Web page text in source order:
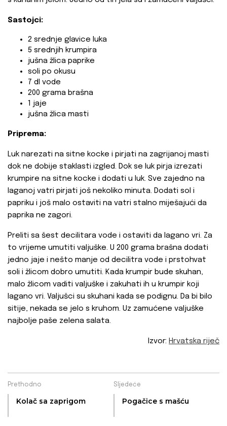
Sastojci:
2 srednje glavice luka
5 srednjih krumpira
jušna žlica paprike
soli po okusu
7 dl vode
200 grama brašna
1 jaje
jušna žlica masti
Priprema:
Luk narezati na sitne kocke i pirjati na zagrijanoj masti
dok ne dobije staklasti izgled. Dok se luk pirja izrezati
krumpire na sitne kocke i dodati u luk. Sve zajedno na
laganoj vatri pirjati još nekoliko minuta. Dodati sol i
papriku i još malo ostaviti na vatri stalno miješajući da
paprika ne zagori.
Preliti sa šest decilitara vode i ostaviti da lagano vri. Za
to vrijeme umutiti valjuške. U 200 grama brašna dodati
jedno jaje i nešto manje od decilitra vode i prstohvat
soli i žlicom dobro umutiti. Kada krumpir bude skuhan,
malo žlicom vaditi valjuške i zakuhati ih u krumpir koji
lagano vri. Valjušci su skuhani kada se podignu. Da bi bilo
sitije, nekada se jelo s kruhom. Uz zamućene valjuške
najbolje paše zelena salata.
Izvor: Hrvatska riječ
Prethodno
Kolač sa zaprigom
Sljedeće
Pogačice s mašću